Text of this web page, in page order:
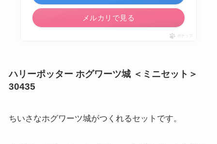
メルカリで見る
ポチップ
ハリーポッター ホグワーツ城 ＜ミニセット＞
30435
ちいさなホグワーツ城がつくれるセットです。